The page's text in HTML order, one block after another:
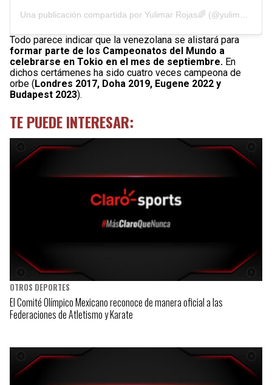
Todo parece indicar que la venezolana se alistará para
formar parte de los Campeonatos del Mundo a
celebrarse en Tokio en el mes de septiembre. En
dichos certámenes ha sido cuatro veces campeona de
orbe ( Londres 2017, Doha 2019, Eugene 2022 y
Budapest 2023).
TE PUEDE INTERESAR:
OTROS DEPORTES
El Comité Olímpico Mexicano reconoce de manera oficial a las
Federaciones de Atletismo y Karate